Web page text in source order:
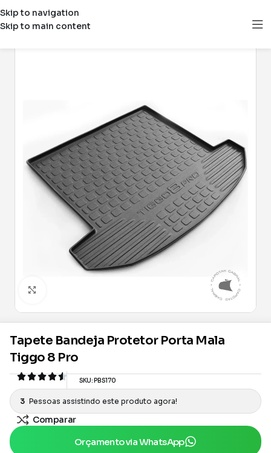
Skip to navigation
Skip to main content
Tapete Bandeja Protetor Porta Mala
Tiggo 8 Pro
SKU: PBS170
3 Pessoas assistindo este produto agora!
Comparar
Orçamento via WhatsApp